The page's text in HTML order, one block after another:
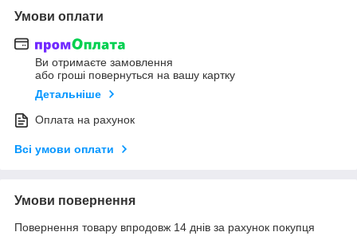
Умови оплати
Ви отримаєте замовлення
або гроші повернуться на вашу картку
Детальніше
Оплата на рахунок
Всі умови оплати
Умови повернення
Повернення товару впродовж 14 днів за рахунок покупця